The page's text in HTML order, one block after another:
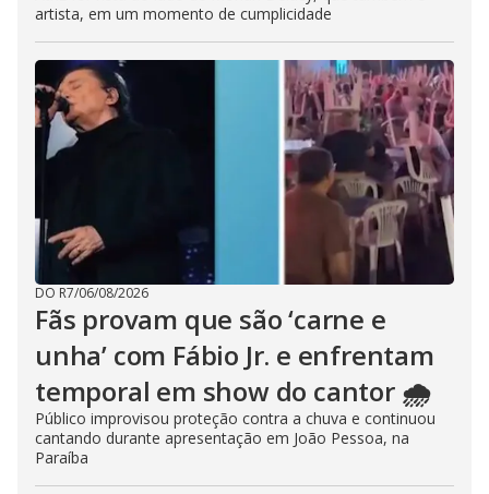
artista, em um momento de cumplicidade
DO R7/06/08/2026
Fãs provam que são ‘carne e
unha’ com Fábio Jr. e enfrentam
temporal em show do cantor 🌧️
Público improvisou proteção contra a chuva e continuou
cantando durante apresentação em João Pessoa, na
Paraíba